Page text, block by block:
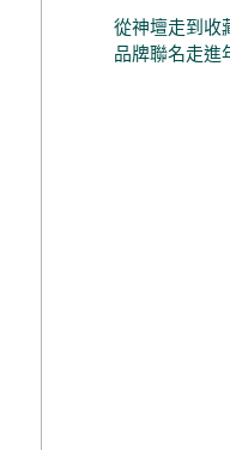
從神壇走到收
品牌聯名走進